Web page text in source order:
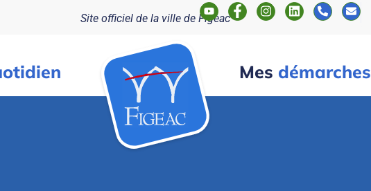
Site officiel de la ville de Figeac
Mes démarches